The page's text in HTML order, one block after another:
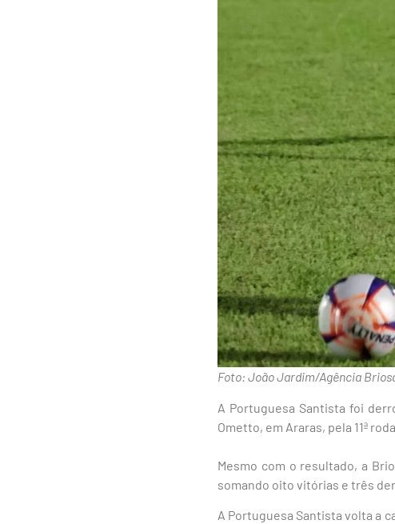
Foto: João Jardim/Agência
A Portuguesa Santista foi
Ometto, em Araras, pela 11ª
Mesmo com o resultado, a
somando oito vitórias e três
A Portuguesa Santista volta a